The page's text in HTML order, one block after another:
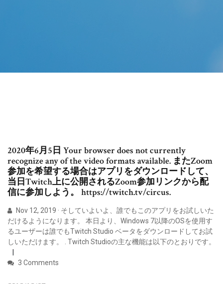
2020年6月5日 Your browser does not currently
recognize any of the video formats available. またZoom
参加を希望する場合はアプリをダウンロードして、
当日Twitch上に公開されるZoom参加リンクから配
信に参加しよう。 https://twitch.tv/circus.
Nov 12, 2019 · そしていよいよ、誰でもこのアプリをお試しいた
だけるようになります。 本日より、Windows 7以降のOSを使用す
るユーザーは誰でもTwitch Studio ベータをダウンロードしてお試
しいただけます。 . Twitch Studioの主な機能は以下のとおりです。
3 Comments